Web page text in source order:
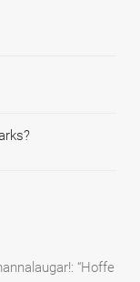
: “Hoffe